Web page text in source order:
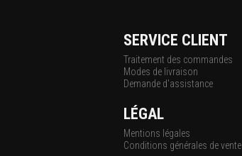
SERVICE CLIENT
Traitement des commandes
Modes de livraison
Demande d'assistance
LÉGAL
Mentions légales
Conditions générales de vente